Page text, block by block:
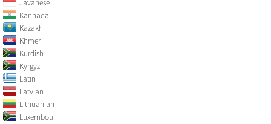
Javanese
Kannada
Kazakh
Khmer
Kurdish
Kyrgyz
Latin
Latvian
Lithuanian
Luxembou..